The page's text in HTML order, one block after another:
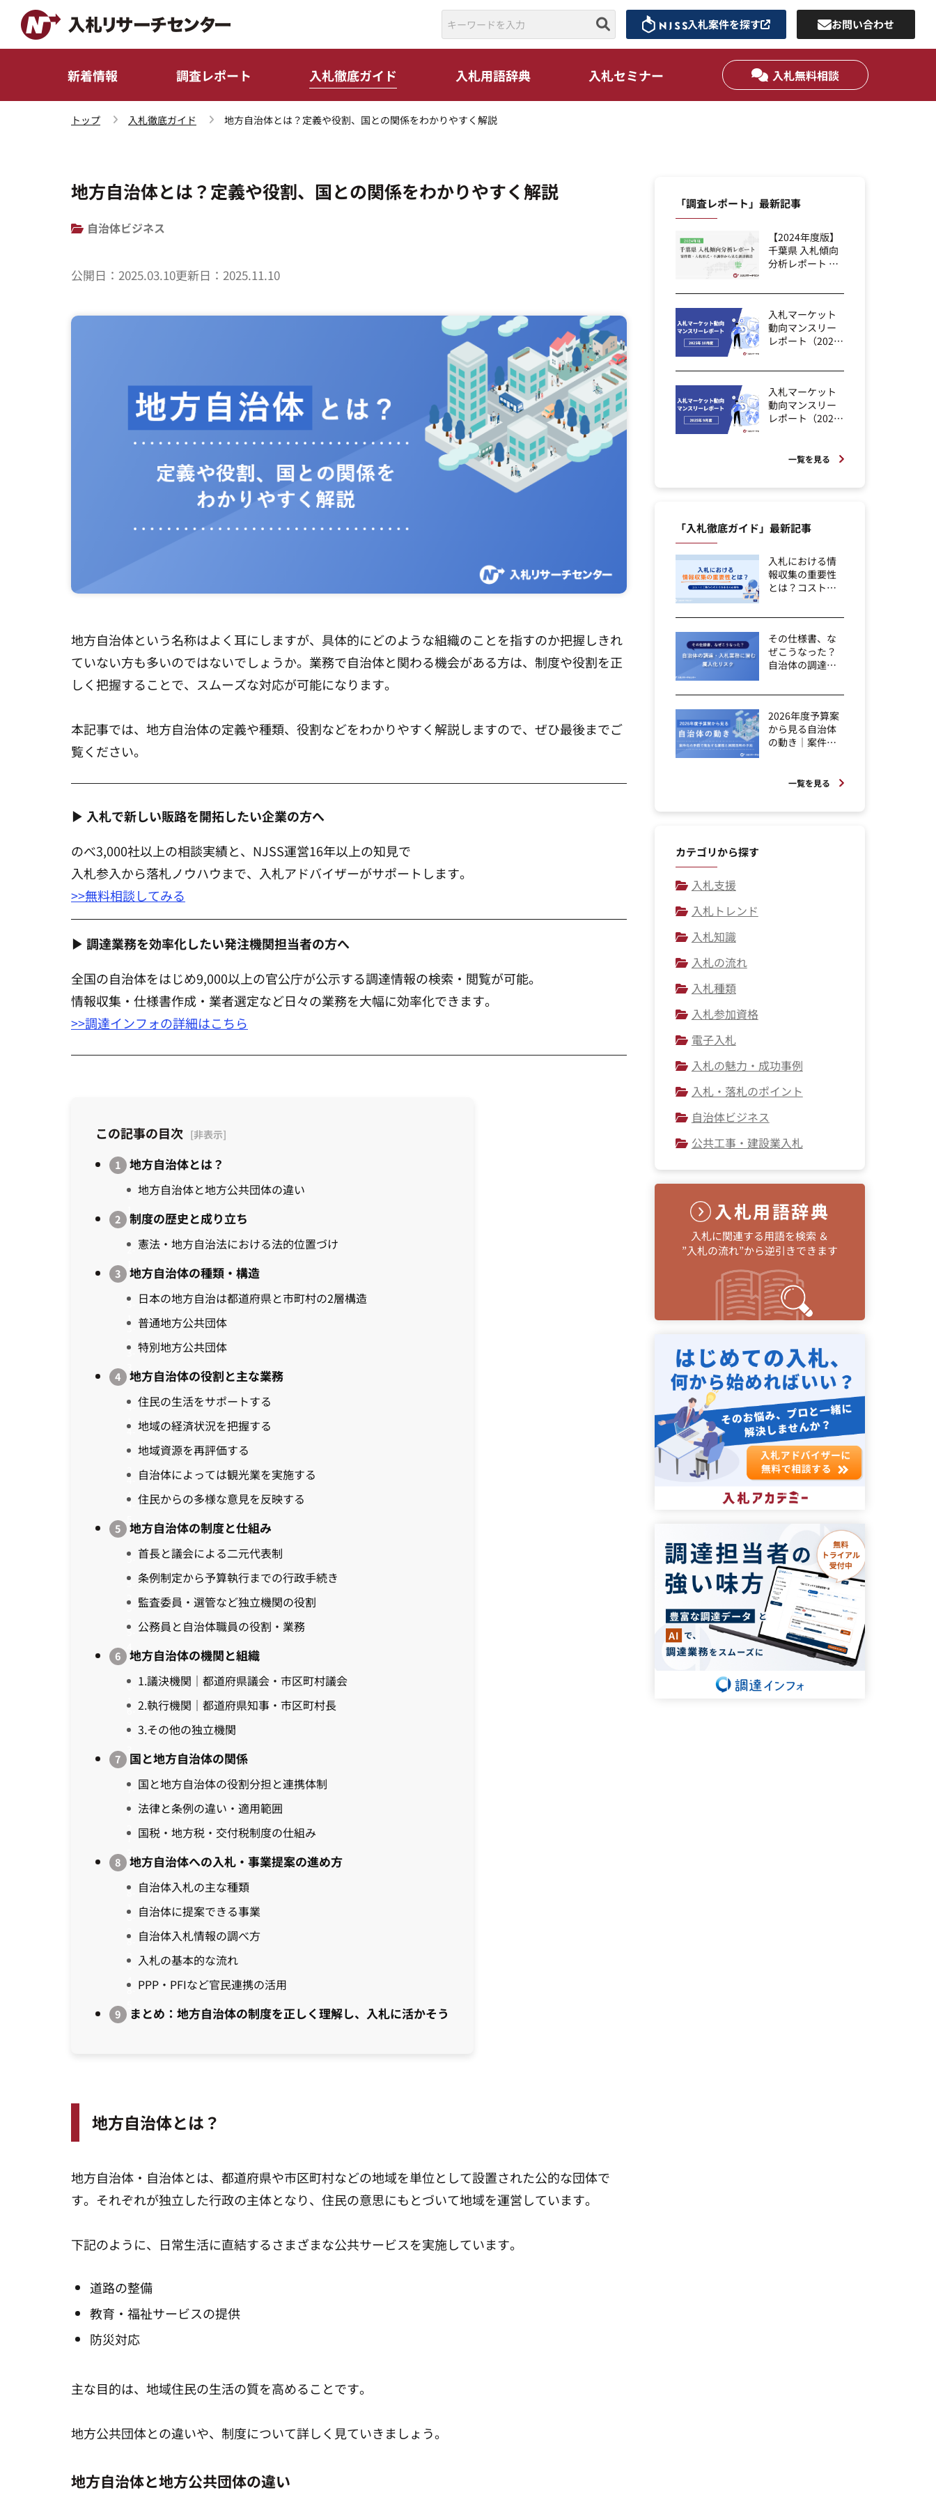
入札案件を探す お問い合わせ
新着情報 調査レポート 入札徹底ガイド 入札用語辞典 入札セミナー 入札無料相談
トップ 入札徹底ガイド 地方自治体とは？定義や役割、国との関係をわかりやすく解説
地方自治体とは？定義や役割、国との関係をわかりやすく解説
自治体ビジネス
公開日： 2025.03.10更新日： 2025.11.10
地方自治体という名称はよく耳にしますが、具体的にどのような組織のことを指すのか把握しきれ
ていない方も多いのではないでしょうか。業務で自治体と関わる機会がある方は、制度や役割を正
しく把握することで、スムーズな対応が可能になります。
本記事では、地方自治体の定義や種類、役割などをわかりやすく解説しますので、ぜひ最後までご
覧ください。
▶ 入札で新しい販路を開拓したい企業の方へ
のべ3,000社以上の相談実績と、NJSS運営16年以上の知見で
入札参入から落札ノウハウまで、入札アドバイザーがサポートします。
>>無料相談してみる
▶ 調達業務を効率化したい発注機関担当者の方へ
全国の自治体をはじめ9,000以上の官公庁が公示する調達情報の検索・閲覧が可能。
情報収集・仕様書作成・業者選定など日々の業務を大幅に効率化できます。
>>調達インフォの詳細はこちら
この記事の目次
地方自治体とは？
地方自治体と地方公共団体の違い
制度の歴史と成り立ち
憲法・地方自治法における法的位置づけ
地方自治体の種類・構造
日本の地方自治は都道府県と市町村の2層構造
普通地方公共団体
特別地方公共団体
地方自治体の役割と主な業務
住民の生活をサポートする
地域の経済状況を把握する
地域資源を再評価する
自治体によっては観光業を実施する
住民からの多様な意見を反映する
地方自治体の制度と仕組み
首長と議会による二元代表制
条例制定から予算執行までの行政手続き
監査委員・選管など独立機関の役割
公務員と自治体職員の役割・業務
地方自治体の機関と組織
1.議決機関｜都道府県議会・市区町村議会
2.執行機関｜都道府県知事・市区町村長
3.その他の独立機関
国と地方自治体の関係
国と地方自治体の役割分担と連携体制
法律と条例の違い・適用範囲
国税・地方税・交付税制度の仕組み
地方自治体への入札・事業提案の進め方
自治体入札の主な種類
自治体に提案できる事業
自治体入札情報の調べ方
入札の基本的な流れ
PPP・PFIなど官民連携の活用
まとめ：地方自治体の制度を正しく理解し、入札に活かそう
地方自治体とは？
地方自治体・自治体とは、都道府県や市区町村などの地域を単位として設置された公的な団体で
す。それぞれが独立した行政の主体となり、住民の意思にもとづいて地域を運営しています。
下記のように、日常生活に直結するさまざまな公共サービスを実施しています。
道路の整備
教育・福祉サービスの提供
防災対応
主な目的は、地域住民の生活の質を高めることです。
地方公共団体との違いや、制度について詳しく見ていきましょう。
地方自治体と地方公共団体の違い
「調査レポート」最新記事
【2024年度版】
千葉県 入札傾向
分析レポート ｜
入札マーケット
動向マンスリー
レポート（2025
入札マーケット
動向マンスリー
レポート（2025
一覧を見る
「入札徹底ガイド」最新記事
入札における情
報収集の重要性
とは？コストと
効...
その仕様書、な
ぜこうなった？
自治体の調達・
む...
2026年度予算案
から見る自治体
の動き｜案件化
一覧を見る
カテゴリから探す
入札支援
入札トレンド
入札知識
入札の流れ
入札種類
入札参加資格
電子入札
入札の魅力・成功事例
入札・落札のポイント
自治体ビジネス
公共工事・建設業入札
入札用語辞典
入札に関連する用語を検索 ＆
”入札の流れ”から逆引きできます